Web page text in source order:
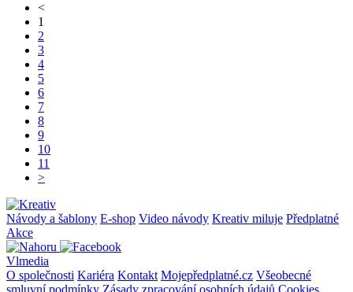
<
1
2
3
4
5
6
7
8
9
10
11
>
Návody a šablony E-shop Video návody Kreativ miluje Předplatné
Akce
Vlmedia
O společnosti Kariéra Kontakt Mojepředplatné.cz Všeobecné